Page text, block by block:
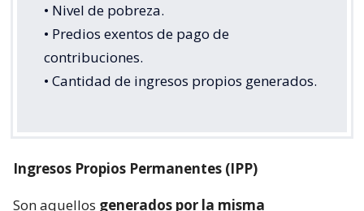
• Nivel de pobreza.
• Predios exentos de pago de
contribuciones.
• Cantidad de ingresos propios generados.
Ingresos Propios Permanentes (IPP)
Son aquellos generados por la misma